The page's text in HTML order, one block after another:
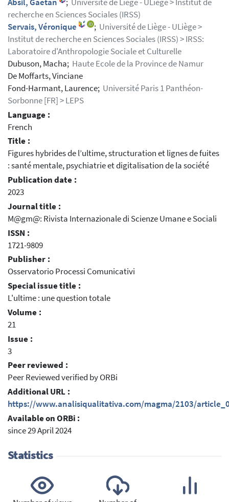
Absil, Gaëtan ; Université de Liège - ULiège > Institut de
recherche en Sciences Sociales (IRSS)
Servais, Véronique
; Université de Liège - ULiège >
Institut de recherche en Sciences Sociales (IRSS) > IRSS:
Laboratoire d'Anthropologie Sociale et Culturelle
Dubuson, Macha; Haute Ecole de la Province de Namur
De Moffarts, Vinciane
Fond-Harmant, Laurence; Université Paris 1 Panthéon-
Sorbonne [FR] > LEPS
Language :
French
Title :
Figures hybrides de l’ultime, structuration et lignes de fuites
: santé mentale, psychiatrie et digitalisation de la société
Publication date :
2023
Journal title :
M@gm@: Rivista Internazionale di Scienze Umane e Sociali
ISSN :
1721-9809
Publisher :
Osservatorio Processi Comunicativi
Special issue title :
L'ultime : une question totale
Volume :
21
Issue :
3
Peer reviewed :
Peer Reviewed verified by ORBi
Additional URL :
https://www.analisiqualitativa.com/magma/2103/
Available on ORBi :
since 29 April 2024
Statistics